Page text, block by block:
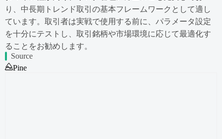
り、中長期トレンド取引の基本フレームワークとして適し
ています。取引者は実戦で使用する前に、パラメータ設定
を十分にテストし、取引銘柄や市場環境に応じて最適化す
ることをお勧めします。
Source
Pine